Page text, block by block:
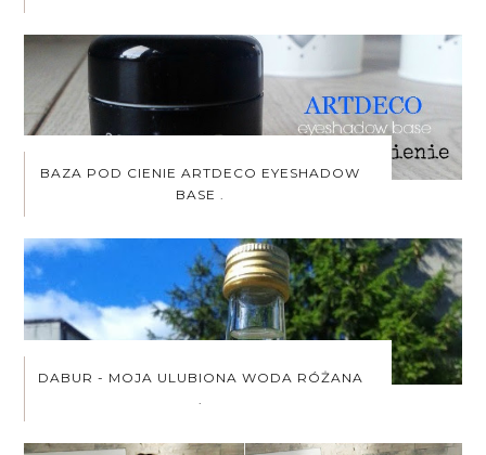
BAZA POD CIENIE ARTDECO EYESHADOW
BASE .
DABUR - MOJA ULUBIONA WODA RÓŻANA